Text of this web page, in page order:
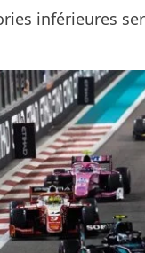
inférieures